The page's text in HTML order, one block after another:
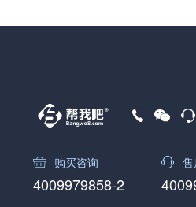
购买咨询
4009979858-2